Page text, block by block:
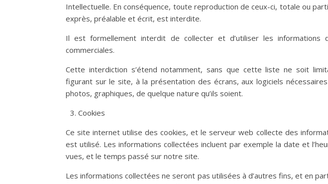
Intellectuelle. En conséquence, toute reproduction de ceux-ci, totale ou
exprès, préalable et écrit, est interdite.
Il est formellement interdit de collecter et d’utiliser les
commerciales.
Cette interdiction s’étend notamment, sans que cette liste ne soit
figurant sur le site, à la présentation des écrans, aux logiciels
photos, graphiques, de quelque nature qu’ils soient.
Cookies
Ce site internet utilise des cookies, et le serveur web collecte des
est utilisé. Les informations collectées incluent par exemple la date et
vues, et le temps passé sur notre site.
Les informations collectées ne seront pas utilisées à d’autres fins, et en